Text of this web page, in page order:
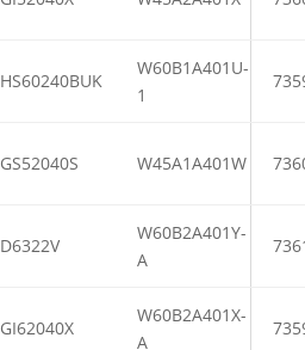
HS60240BUK
W60B1A401U-
1
GS52040S W45A1A401W
D6322V
W60B2A401Y-
A
GI62040X
W60B2A401X-
A